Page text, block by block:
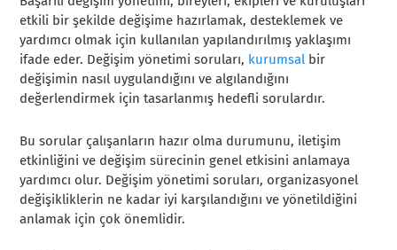
etkili bir şekilde değişime hazırlamak, desteklemek ve
yardımcı olmak için kullanılan yapılandırılmış yaklaşımı
ifade eder. Değişim yönetimi soruları, kurumsal bir
değişimin nasıl uygulandığını ve algılandığını
değerlendirmek için tasarlanmış hedefli sorulardır.
Bu sorular çalışanların hazır olma durumunu, iletişim
etkinliğini ve değişim sürecinin genel etkisini anlamaya
yardımcı olur. Değişim yönetimi soruları, organizasyonel
değişikliklerin ne kadar iyi karşılandığını ve yönetildiğini
anlamak için çok önemlidir.